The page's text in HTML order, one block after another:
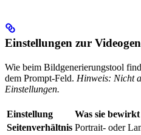
Einstellungen zur
Wie beim Bildgenerierungstool
dem Prompt-Feld. Hinweis: Nicht
Einstellungen.
Einstellung
Was sie bewirkt
Seitenverhältnis Portrait- oder